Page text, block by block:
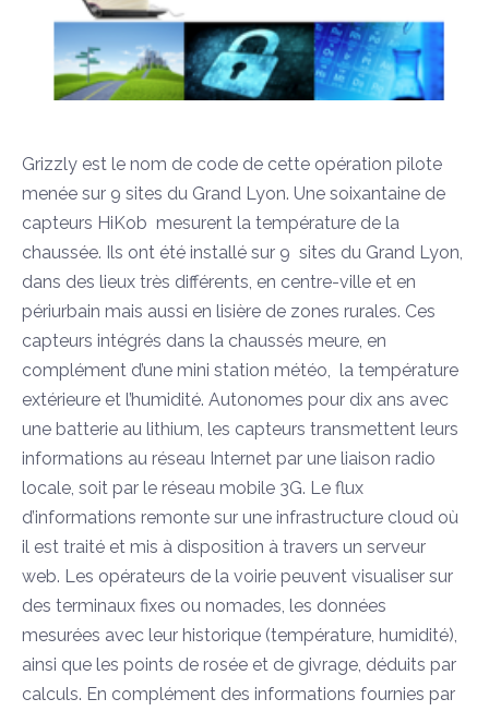
Grizzly est le nom de code de cette opération pilote
menée sur 9 sites du Grand Lyon. Une soixantaine de
capteurs HiKob mesurent la température de la
chaussée. Ils ont été installé sur 9 sites du Grand Lyon,
dans des lieux très différents, en centre-ville et en
périurbain mais aussi en lisière de zones rurales. Ces
capteurs intégrés dans la chaussés meure, en
complément d’une mini station météo, la température
extérieure et l’humidité. Autonomes pour dix ans avec
une batterie au lithium, les capteurs transmettent leurs
informations au réseau Internet par une liaison radio
locale, soit par le réseau mobile 3G. Le flux
d’informations remonte sur une infrastructure cloud où
il est traité et mis à disposition à travers un serveur
web. Les opérateurs de la voirie peuvent visualiser sur
des terminaux fixes ou nomades, les données
mesurées avec leur historique (température, humidité),
ainsi que les points de rosée et de givrage, déduits par
calculs. En complément des informations fournies par